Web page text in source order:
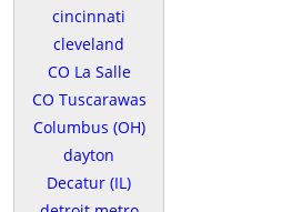
cincinnati
cleveland
CO La Salle
CO Tuscarawas
Columbus (OH)
dayton
Decatur (IL)